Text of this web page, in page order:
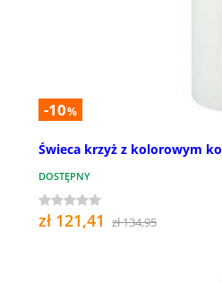
-10%
Świeca krzyż z kolorowym
DOSTĘPNY
zł 121,41 zł 134,95